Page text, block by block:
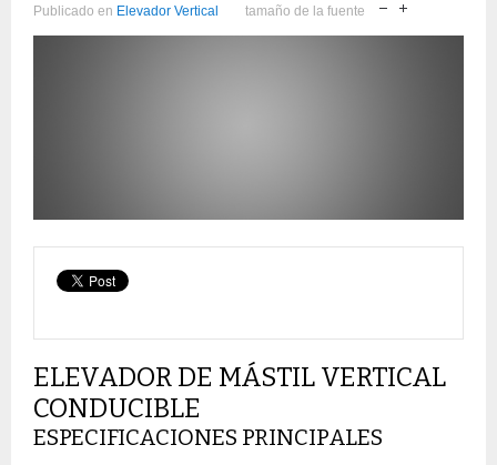
Publicado en Elevador Vertical tamaño de la fuente
ELEVADOR DE MÁSTIL VERTICAL
CONDUCIBLE
ESPECIFICACIONES PRINCIPALES